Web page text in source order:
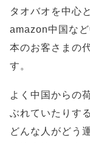
タオバオを中心
amazon中国な
本のお客さまの
す。
よく中国からの
ぶれていたりす
どんな人がどう